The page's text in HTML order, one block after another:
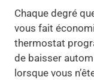
Chaque degré
vous fait
thermostat
de baisser
lorsque vous